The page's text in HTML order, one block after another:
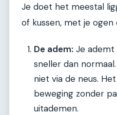
Je doet het meestal
of kussen, met je ogen
De adem: Je ademt
sneller dan
niet via de neus.
beweging zonder
uitademen.